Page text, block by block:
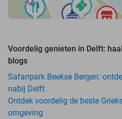
Voordelig genieten in Delft:
blogs
Safaripark Beekse Bergen:
nabij Delft
Ontdek voordelig de beste
omgeving